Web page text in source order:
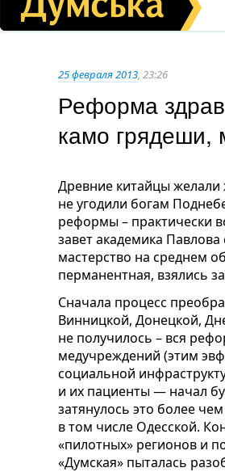
25 февраля 2013, 23:26
Реформа
камо грядеши,
Древние китайцы
не угодили богам
реформы – практически
завет академика
мастерство на среднем
перманентная, взялись
Сначала процесс
Винницкой, Донецкой,
не получилось – вся
медучреждений (этим
социальной
и их пациенты — начал
затянулось это более
в том числе Одесской.
«пилотных» регионов и
«Думская» пыталась